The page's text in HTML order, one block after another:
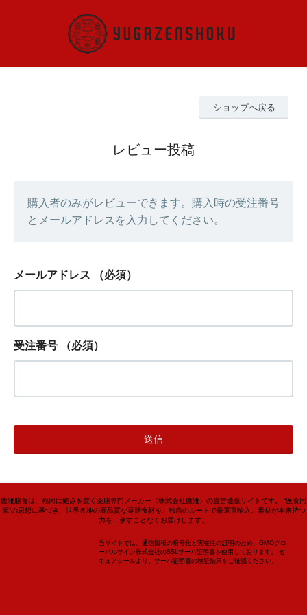
ショップへ戻る
レビュー投稿
購入者のみがレビューできます。購入時の受注番号
とメールアドレスを入力してください。
メールアドレス （必須）
受注番号 （必須）
癒雅膳食は、福岡に拠点を置く薬膳専門メーカー〈株式会社癒雅〉の直営通販サイトです。 “医食同
源”の思想に基づき、世界各地の高品質な薬膳食材を、独自のルートで厳選直輸入。素材が本来持つ
力を、余すことなくお届けします。
当サイトでは、通信情報の暗号化と実在性の証明のため、GMOグロ
ーバルサイン株式会社のSSLサーバ証明書を使用しております。 セ
キュアシールより、サーバ証明書の検証結果をご確認ください。